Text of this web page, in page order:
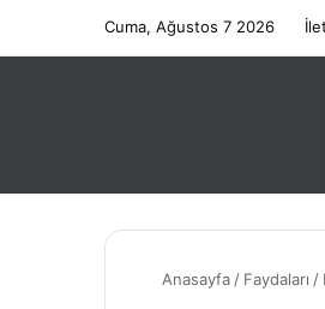
Cuma, Ağustos 7 2026
Anasayfa / Faydaları /